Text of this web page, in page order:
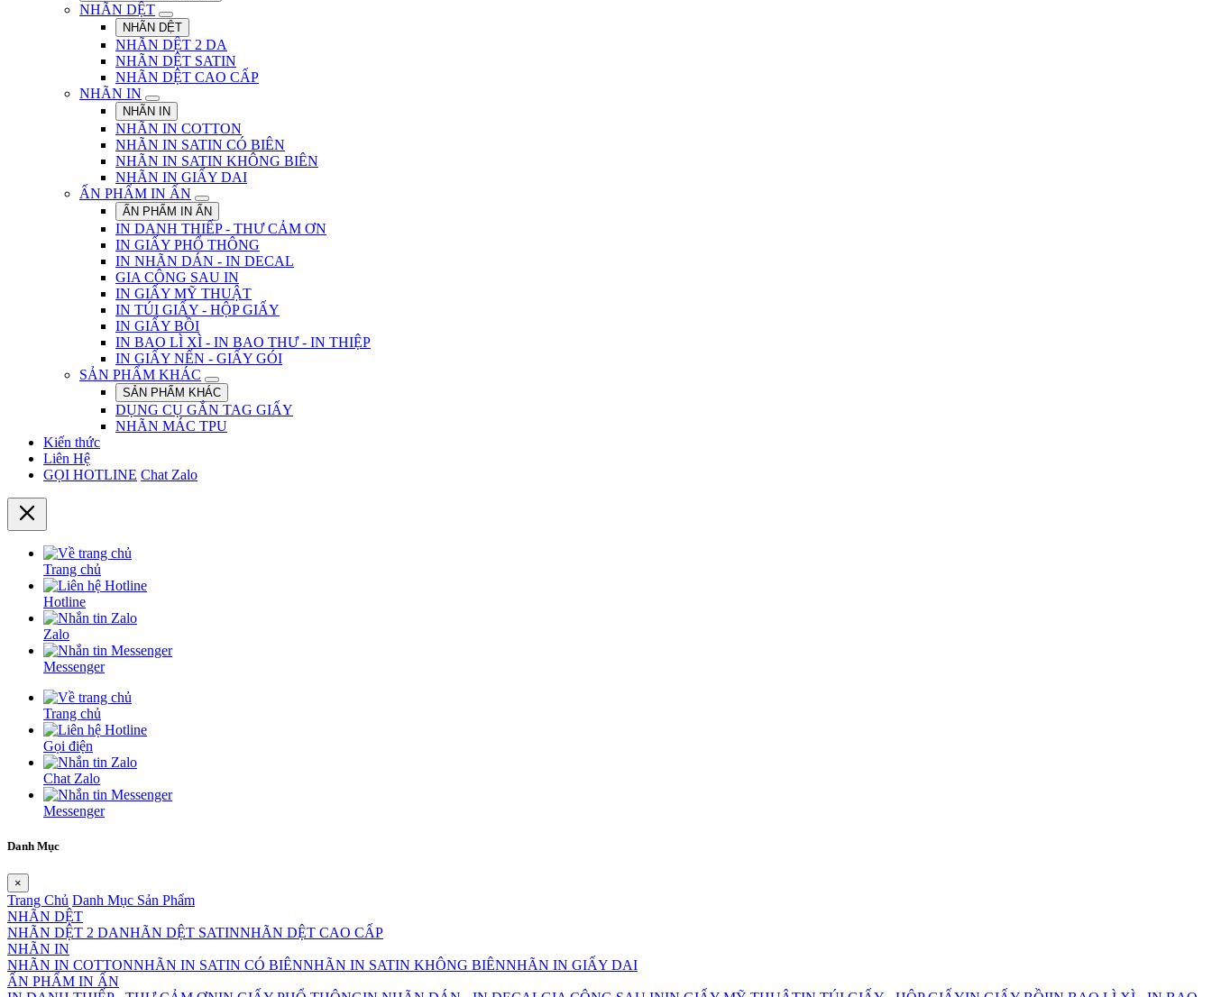
NHÃN DỆT
NHÃN DỆT
NHÃN DỆT 2 DA
NHÃN DỆT SATIN
NHÃN DỆT CAO CẤP
NHÃN IN
NHÃN IN
NHÃN IN COTTON
NHÃN IN SATIN CÓ BIÊN
NHÃN IN SATIN KHÔNG BIÊN
NHÃN IN GIẤY DAI
ẤN PHẨM IN ẤN
ẤN PHẨM IN ẤN
IN DANH THIẾP - THƯ CẢM ƠN
IN GIẤY PHỔ THÔNG
IN NHÃN DÁN - IN DECAL
GIA CÔNG SAU IN
IN GIẤY MỸ THUẬT
IN TÚI GIẤY - HỘP GIẤY
IN GIẤY BỒI
IN BAO LÌ XÌ - IN BAO THƯ - IN THIỆP
IN GIẤY NẾN - GIẤY GÓI
SẢN PHẨM KHÁC
SẢN PHẨM KHÁC
DỤNG CỤ GẮN TAG GIẤY
NHÃN MÁC TPU
Kiến thức
Liên Hệ
GỌI HOTLINE Chat Zalo
Trang chủ
Hotline
Zalo
Messenger
Trang chủ
Gọi điện
Chat Zalo
Messenger
Danh Mục
×
Trang Chủ Danh Mục Sản Phẩm
NHÃN DỆT
NHÃN DỆT 2 DANHÃN DỆT SATINNHÃN DỆT CAO CẤP
NHÃN IN
NHÃN IN COTTONNHÃN IN SATIN CÓ BIÊNNHÃN IN SATIN KHÔNG BIÊNNHÃN IN GIẤY DAI
ẤN PHẨM IN ẤN